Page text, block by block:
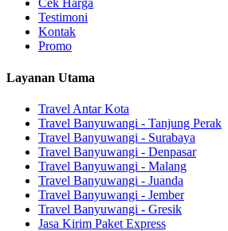
Cek Harga
Testimoni
Kontak
Promo
Layanan Utama
Travel Antar Kota
Travel Banyuwangi - Tanjung Perak
Travel Banyuwangi - Surabaya
Travel Banyuwangi - Denpasar
Travel Banyuwangi - Malang
Travel Banyuwangi - Juanda
Travel Banyuwangi - Jember
Travel Banyuwangi - Gresik
Jasa Kirim Paket Express